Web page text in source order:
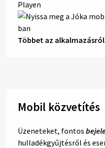
Többet az alkalmazásról
Mobil közvetítés
Üzeneteket, fontos
hulladékgyűjtésről és